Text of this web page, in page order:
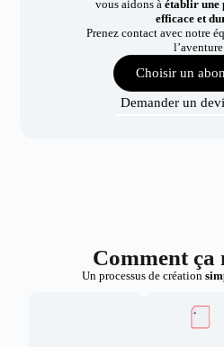
vous aidons à établir une
efficace et
Prenez contact avec notre
Choisir un
Demander un
Comment ça
Un processus de création